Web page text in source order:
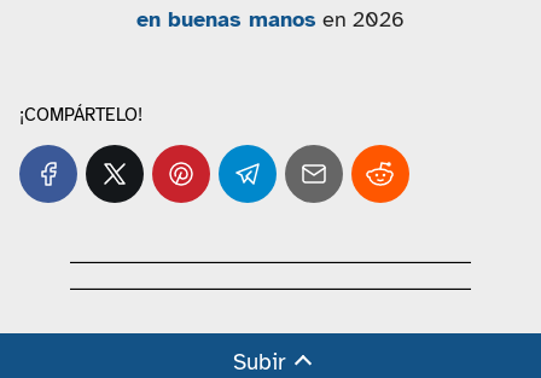
en buenas manos en 2026
¡COMPÁRTELO!
Subir